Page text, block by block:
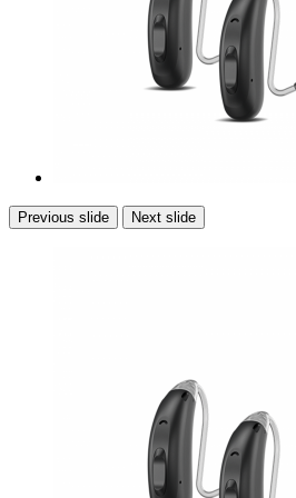
Previous slide Next slide